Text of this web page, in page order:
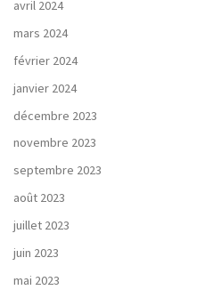
avril 2024
mars 2024
février 2024
janvier 2024
décembre 2023
novembre 2023
septembre 2023
août 2023
juillet 2023
juin 2023
mai 2023